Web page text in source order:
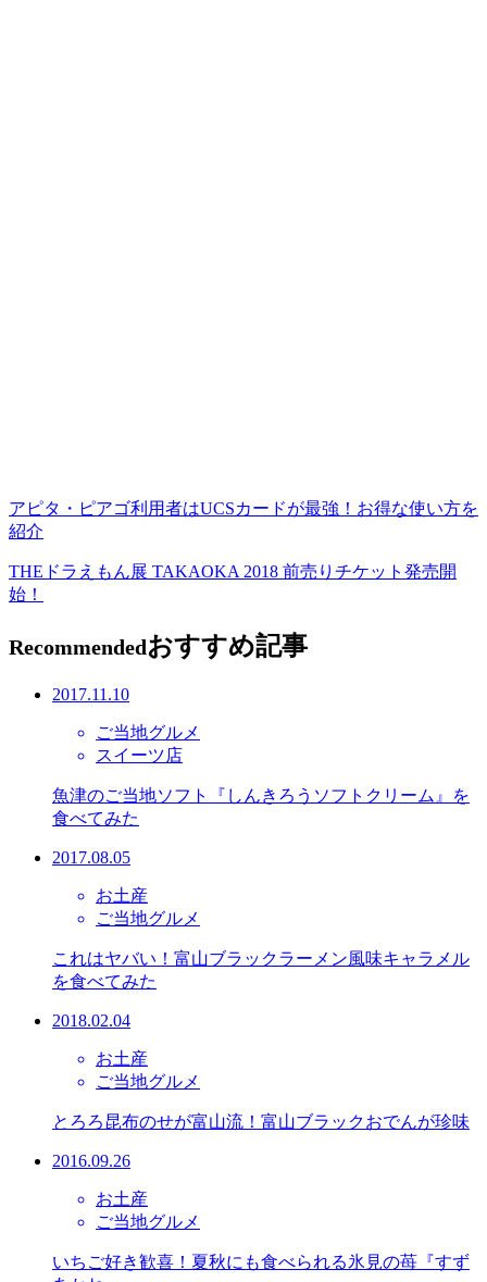
アピタ・ピアゴ利用者はUCSカードが最強！お得な使い方を
紹介
THEドラえもん展 TAKAOKA 2018 前売りチケット発売開
始！
Recommendedおすすめ記事
2017.11.10
ご当地グルメ
スイーツ店
魚津のご当地ソフト『しんきろうソフトクリーム』を
食べてみた
2017.08.05
お土産
ご当地グルメ
これはヤバい！富山ブラックラーメン風味キャラメル
を食べてみた
2018.02.04
お土産
ご当地グルメ
とろろ昆布のせが富山流！富山ブラックおでんが珍味
2016.09.26
お土産
ご当地グルメ
いちご好き歓喜！夏秋にも食べられる氷見の苺『すず